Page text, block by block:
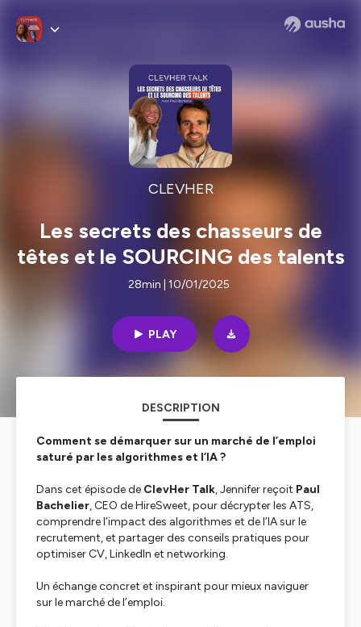
CLEVHER
Les secrets des chasseurs de
têtes et le SOURCING des talents
28min | 10/01/2025
PLAY
DESCRIPTION
Comment se démarquer sur un marché de l’emploi
saturé par les algorithmes et l’IA ?
Dans cet épisode de ClevHer Talk, Jennifer reçoit Paul
Bachelier, CEO deHireSweet, pour décrypter les ATS,
comprendre l’impact des algorithmes et de l’IA sur le
recrutement, et partager des conseils pratiques pour
optimiser CV, LinkedIn et networking.
Un échange concret et inspirant pour mieux naviguer
sur le marché de l’emploi.